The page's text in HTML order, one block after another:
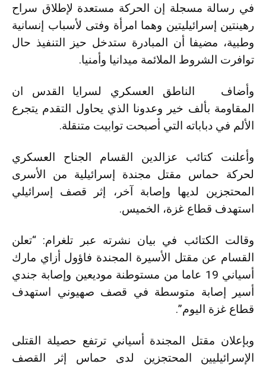
في رسالة مسجلة إن الحركة مستعدة لإطلاق سراح
رهينتين إسرائيليتين وهما امرأة وفتى لأسباب إنسانية
وطبية، مضيفا أن المبادرة ستدخل حيز التنفيذ حال
توافرت الشروط الملائمة ميدانيا وأمنيا.
وأضاف الناطق العسكري لسرايا القدس ان
المقاومة بألف خير وعدونا الذي يحاول التقدم يتجرع
الألم في دباباته التي أصبحت توابيت متنقلة.
وأعلنت كتائب عزالدين القسام الجناح العسكري
لحركة حماس مقتل مجندة إسرائيلية من الأسرى
المحتجزين لديها وإصابة آخر، إثر قصف إسرائيلي
استهدف قطاع غزة، الخميس.
وقالت الكتائب في بيان نشرته عبر تلغرام: “تعلن
القسام عن مقتل الأسيرة المجندة فاؤول أزاي مارك
أسياني 19 عاما من مستوطنة موديعين وإصابة جندي
أسير إصابة متوسطة في قصف صهيوني استهدف
قطاع غزة اليوم”.
وبإعلان مقتل المجندة أسياني ترتفع حصيلة القتلى
الإسرائيليين المحتجزين لدى حماس إثر القصف